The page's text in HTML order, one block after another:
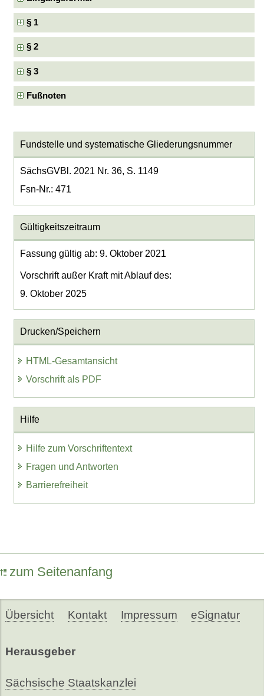
§ 1
§ 2
§ 3
Fußnoten
Fundstelle und systematische Gliederungsnummer
SächsGVBl. 2021 Nr. 36, S. 1149
Fsn-Nr.: 471
Gültigkeitszeitraum
Fassung gültig ab: 9. Oktober 2021
Vorschrift außer Kraft mit Ablauf des:
9. Oktober 2025
Drucken/Speichern
HTML-Gesamtansicht
Vorschrift als PDF
Hilfe
Hilfe zum Vorschriftentext
Fragen und Antworten
Barrierefreiheit
zum Seitenanfang
Übersicht Kontakt Impressum eSignatur
Herausgeber
Sächsische Staatskanzlei